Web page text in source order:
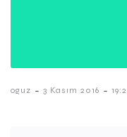
oguz - 3 Kasım 2016 -